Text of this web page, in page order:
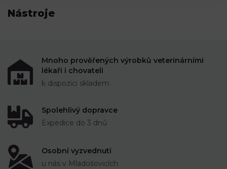
Nástroje
Mnoho prověřených výrobků veterinárními
lékaři i chovateli
k dispozici skladem
Spolehlivý dopravce
Expedice do 3 dnů
Osobní vyzvednutí
u nás v Mladošovicích